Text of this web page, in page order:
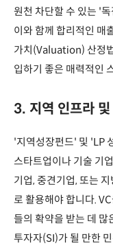
원천 차단할 수 있는 '
이와 함께 합리적인
가치(Valuation) 산정
입하기 좋은 매력적인
3. 지역 인프라
'지역성장펀드' 및 'LP
스타트업이나 기술 기
기업, 중견기업, 또는
로 활용해야 합니다.
들의 확약을 받는 데 많
투자자(SI)가 될 만한